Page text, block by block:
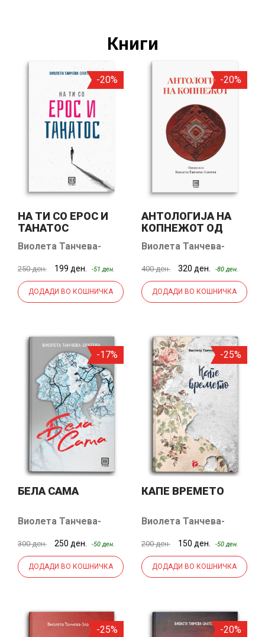
Книги
-20%
НА ТИ СО ЕРОС И
ТАНАТОС
Виолета Танчева-
250 ден. 199 ден. -51 ден.
ДОДАДИ ВО КОШНИЧКА
-20%
АНТОЛОГИЈА НА
КОПНЕЖОТ ОД
СОВРЕМЕНАТА
МАКЕДОНСКА
ПОЕЗИЈА
Виолета Танчева-
400 ден. 320 ден. -80 ден.
ДОДАДИ ВО КОШНИЧКА
-17%
БЕЛА САМА
Виолета Танчева-
300 ден. 250 ден. -50 ден.
ДОДАДИ ВО КОШНИЧКА
-25%
КАПЕ ВРЕМЕТО
Виолета Танчева-
200 ден. 150 ден. -50 ден.
ДОДАДИ ВО КОШНИЧКА
-25% -20%